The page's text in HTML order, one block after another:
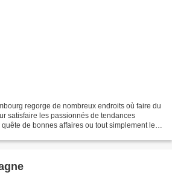
regorge de nombreux endroits où faire du
satisfaire les passionnés de tendances
de bonnes affaires ou tout simplement les